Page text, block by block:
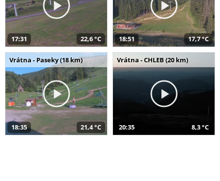
17:31 22,6 °C 18:51 17,7 °C
Vrátna - Paseky (18 km)
18:35 21,4 °C
Vrátna - CHLEB (20 km)
20:35 8,3 °C